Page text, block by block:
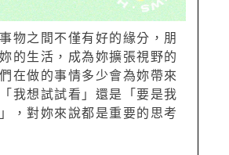
物之間不僅有好的緣分，朋
的生活，成為妳擴張視野的
在做的事情多少會為妳帶來
我想試試看」還是「要是我
，對妳來說都是重要的思考